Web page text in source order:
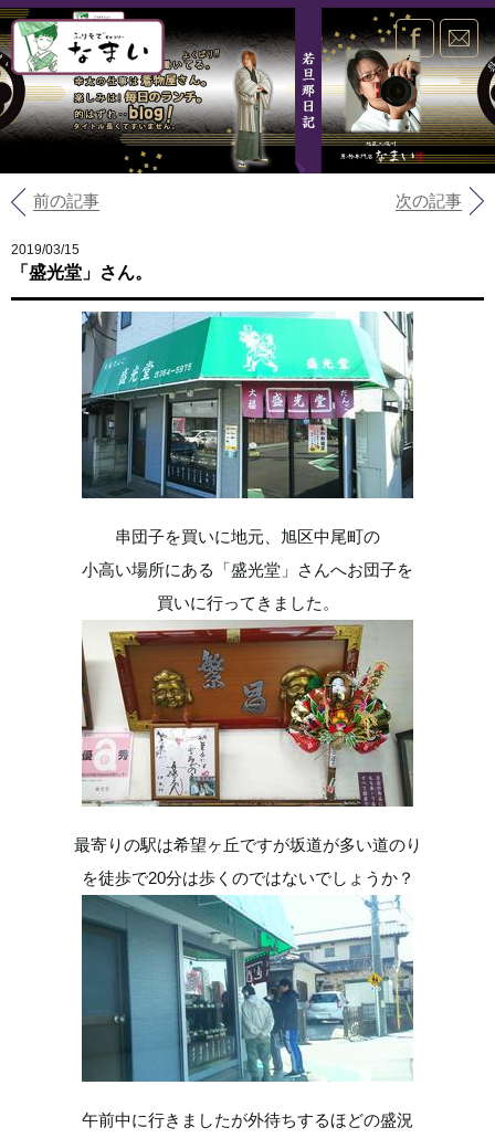
なまい
前の記事 次の記事
2019/03/15
「盛光堂」さん。
串団子を買いに地元、旭区中尾町の
小高い場所にある「盛光堂」さんへお団子を
買いに行ってきました。
最寄りの駅は希望ヶ丘ですが坂道が多い道のり
を徒歩で20分は歩くのではないでしょうか？
午前中に行きましたが外待ちするほどの盛況